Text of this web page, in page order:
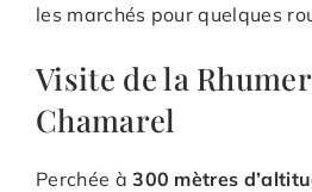
les marchés pour quelques
Visite de la
Chamarel
Perchée à300 mètres